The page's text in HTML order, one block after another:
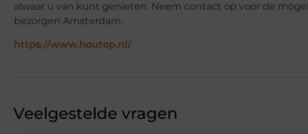
alwaar u van kunt genieten. Neem contact op voor de
bezorgen Amsterdam.
https://www.houtop.nl/
Veelgestelde vragen